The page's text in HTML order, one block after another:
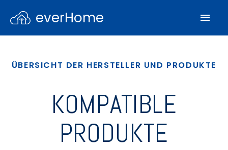
everHome
ÜBERSICHT DER HERSTELLER UND PRODUKTE
KOMPATIBLE
PRODUKTE